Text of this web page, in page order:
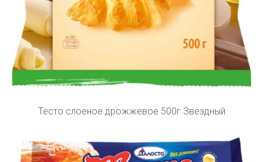
Тесто слоеное дрожжевое 500г Звездный